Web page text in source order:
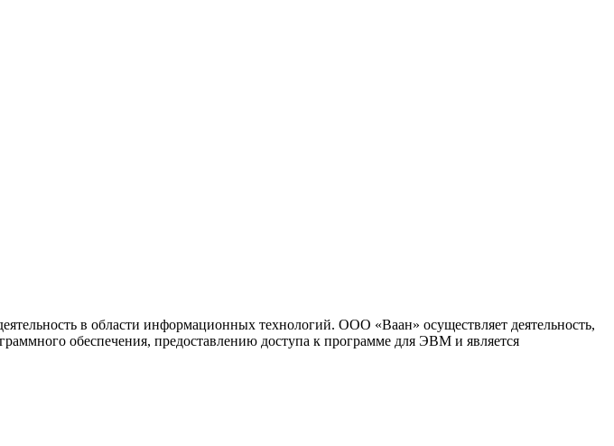
в области информационных технологий. ООО «Ваан» осуществляет деятельность,
обеспечения, предоставлению доступа к программе для ЭВМ и является